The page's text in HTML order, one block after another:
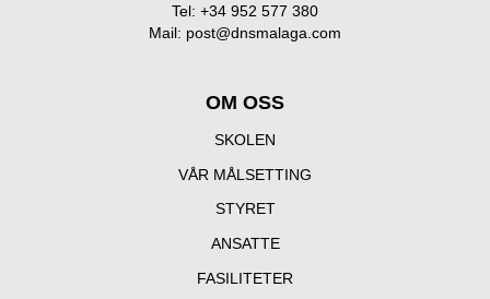
Tel: +34 952 577 380
Mail: post@dnsmalaga.com
OM OSS
SKOLEN
VÅR MÅLSETTING
STYRET
ANSATTE
FASILITETER